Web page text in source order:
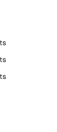
ar 14. septembri